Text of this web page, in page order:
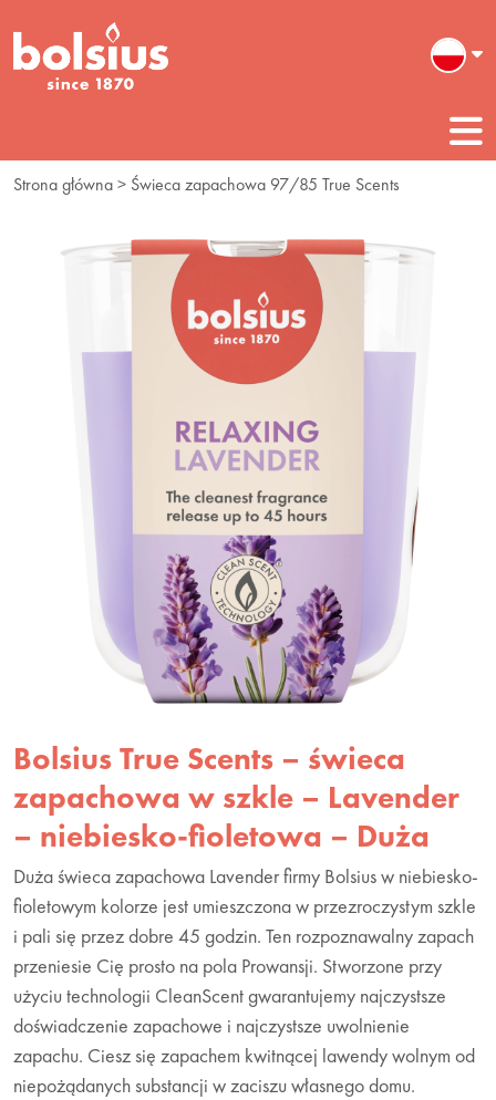
Strona główna> Świeca zapachowa 97/85 True Scents
Bolsius True Scents – świeca
zapachowa w szkle – Lavender
– niebiesko-fioletowa – Duża
Duża świeca zapachowa Lavender firmy Bolsius w niebiesko-
fioletowym kolorze jest umieszczona w przezroczystym szkle
i pali się przez dobre 45 godzin. Ten rozpoznawalny zapach
przeniesie Cię prosto na pola Prowansji. Stworzone przy
użyciu technologii CleanScent gwarantujemy najczystsze
doświadczenie zapachowe i najczystsze uwolnienie
zapachu. Ciesz się zapachem kwitnącej lawendy wolnym od
niepożądanych substancji w zaciszu własnego domu.